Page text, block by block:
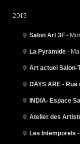
2015
Salon Art 3F -
La Pyramide -
Art actuel Salon-
DAYS ARE - Rua
INDIA- Espace
Atelier des
Les Intemporels